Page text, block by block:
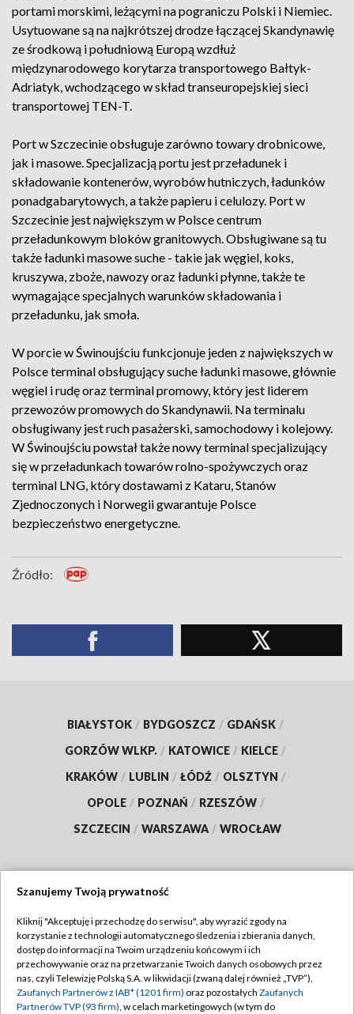
portami morskimi, leżącymi na pograniczu Polski i Niemiec.
Usytuowane są na najkrótszej drodze łączącej Skandynawię
ze środkową i południową Europą wzdłuż
międzynarodowego korytarza transportowego Bałtyk-
Adriatyk, wchodzącego w skład transeuropejskiej sieci
transportowej TEN-T.
Port w Szczecinie obsługuje zarówno towary drobnicowe,
jak i masowe. Specjalizacją portu jest przeładunek i
składowanie kontenerów, wyrobów hutniczych, ładunków
ponadgabarytowych, a także papieru i celulozy. Port w
Szczecinie jest największym w Polsce centrum
przeładunkowym bloków granitowych. Obsługiwane są tu
także ładunki masowe suche - takie jak węgiel, koks,
kruszywa, zboże, nawozy oraz ładunki płynne, także te
wymagające specjalnych warunków składowania i
przeładunku, jak smoła.
W porcie w Świnoujściu funkcjonuje jeden z największych w
Polsce terminal obsługujący suche ładunki masowe, głównie
węgiel i rudę oraz terminal promowy, który jest liderem
przewozów promowych do Skandynawii. Na terminalu
obsługiwany jest ruch pasażerski, samochodowy i kolejowy.
W Świnoujściu powstał także nowy terminal specjalizujący
się w przeładunkach towarów rolno-spożywczych oraz
terminal LNG, który dostawami z Kataru, Stanów
Zjednoczonych i Norwegii gwarantuje Polsce
bezpieczeństwo energetyczne.
Źródło:
BIAŁYSTOK / BYDGOSZCZ / GDAŃSK /
GORZÓW WLKP. / KATOWICE / KIELCE /
KRAKÓW / LUBLIN / ŁÓDŹ / OLSZTYN /
OPOLE / POZNAŃ / RZESZÓW /
SZCZECIN / WARSZAWA / WROCŁAW
TVP
Abonament TVP
Emisja w TVP
Regulamin TVP
Polityka prywatności
Szanujemy Twoją prywatność
Kliknij "Akceptuję i przechodzę do serwisu", aby wyrazić zgody na
korzystanie z technologii automatycznego śledzenia i zbierania danych,
dostęp do informacji na Twoim urządzeniu końcowym i ich
przechowywanie oraz na przetwarzanie Twoich danych osobowych przez
nas, czyli Telewizję Polską S.A. w likwidacji (zwaną dalej również „TVP”),
Zaufanych Partnerów z IAB* (1201 firm) oraz pozostałych Zaufanych
Partnerów TVP (93 firm), w celach marketingowych (w tym do